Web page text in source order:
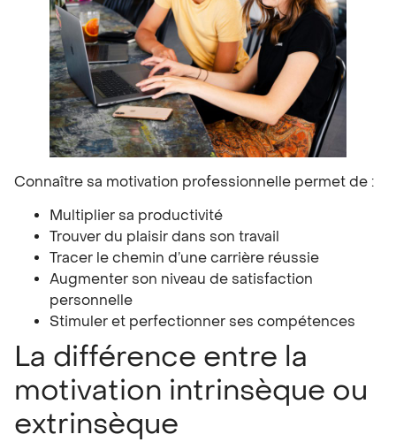
Connaître sa motivation professionnelle permet de :
Multiplier sa productivité
Trouver du plaisir dans son travail
Tracer le chemin d’une carrière réussie
Augmenter son niveau de satisfaction
personnelle
Stimuler et perfectionner ses compétences
La différence entre la
motivation intrinsèque ou
extrinsèque